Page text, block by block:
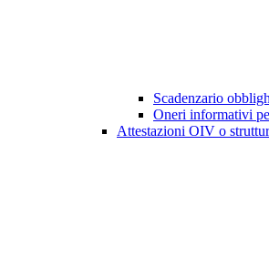
Scadenzario
Oneri informativi
Attestazioni OIV o